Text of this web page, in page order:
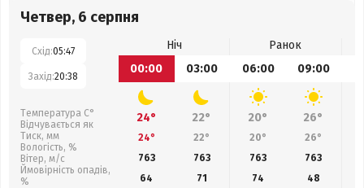
Четвер, 6 серпня
Схід:05:47
Захід:20:38
Температура С°
Відчувається як
Тиск, мм
Вологість, %
Вітер, м/с
Ймовірність опадів,
%
Ніч
Ранок
00:00
03:00 06:00 09:00
24° 22° 20° 26°
24° 22° 20° 26°
763
763 763 763
64
71 74 48